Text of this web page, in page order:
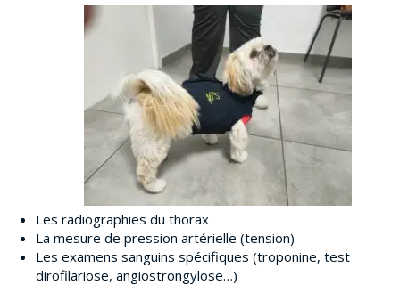
Les radiographies du thorax
La mesure de pression artérielle (tension)
Les examens sanguins spécifiques (troponine, test
dirofilariose, angiostrongylose…)